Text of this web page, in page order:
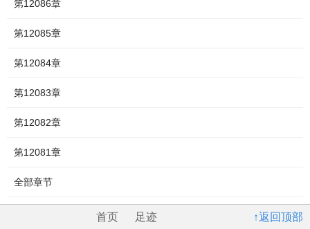
第12086章
第12085章
第12084章
第12083章
第12082章
第12081章
全部章节
↑返回顶部
首页 足迹